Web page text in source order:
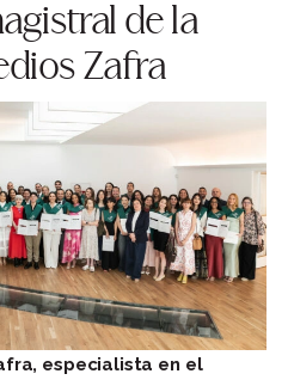
de la
Zafra
especialista en el